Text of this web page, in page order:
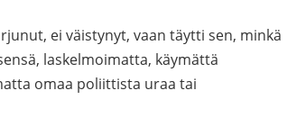
ei väistynyt, vaan täytti sen, minkä
laskelmoimatta, käymättä
omaa poliittista uraa tai